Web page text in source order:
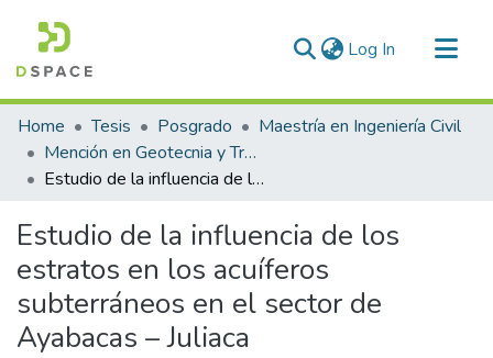
Log In (current)
Communities & Collections
All of DSpace
Statistics
Home Tesis Posgrado
Maestría en Ingeniería Civil
Mención en Geotecnia y Transportes
Estudio de la influencia de los estratos en los acuíferos subterráneos en el sector de Ayabacas – Juliaca
Estudio de la influencia de los
estratos en los acuíferos
subterráneos en el sector de
Ayabacas – Juliaca